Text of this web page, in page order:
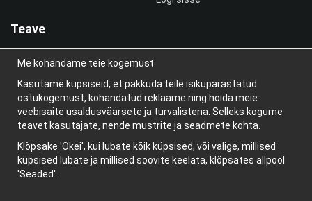
Teave
Meist
uudiskiri
Teave küpsiste kohta
Blogi
Me kohandame teie kogemust
Kasutame küpsiseid, et pakkuda teile isikupärastatud
ostukogemust, kohandatud reklaame ning hoida meie
veebisaite usaldusväärsete ja turvalistena. Selleks kogume
teavet kasutajate, nende mustrite ja seadmete kohta.
Klõpsake 'Okei', kui lubate kõik küpsised, või valige, millised
küpsised lubate ja millised soovite keelata, klõpsates allpool
'Seaded'.